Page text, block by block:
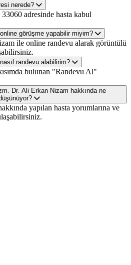
nerede?
adresinde hasta kabul
görüşme yapabilir miyim?
ile online randevu alarak görüntülü
randevu alabilirim?
bulunan "Randevu Al"
Dr. Ali Erkan Nizam hakkında ne
yapılan hasta yorumlarına ve